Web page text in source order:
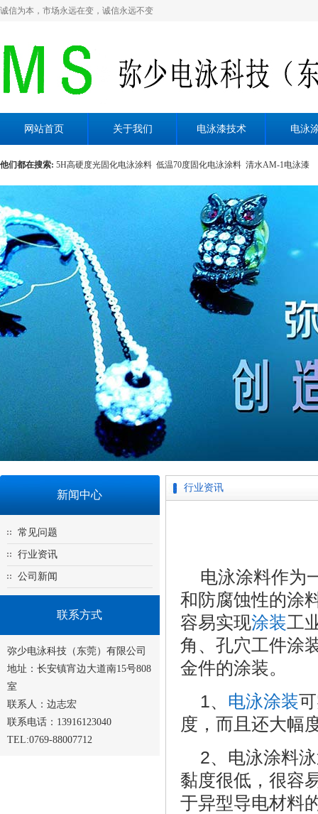
诚信为本，市场永远在变，诚信永远不变
网站首页 关于我们 电泳漆技术 电泳
他们都在搜索: 5H高硬度光固化电泳涂料 低温70度固化电泳涂料 清水AM-1电泳漆
新闻中心
常见问题
行业资讯
公司新闻
联系方式
弥少电泳科技（东莞）有限公司
地址：长安镇宵边大道南15号808
室
联系人：边志宏
联系电话：13916123040
TEL:0769-88007712
行业资讯
电泳涂料作为
和防腐蚀性的涂
容易实现涂装工
角、孔穴工件涂
金件的涂装。
1、 电泳涂装
度，而且还大幅
2、电泳涂料
黏度很低，很容
于异型导电材料